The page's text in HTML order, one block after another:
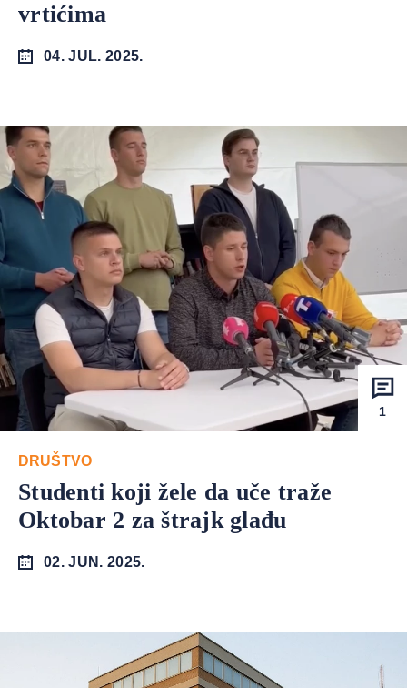
vrtićima
04. JUL. 2025.
1
DRUŠTVO
Studenti koji žele da uče traže
Oktobar 2 za štrajk glađu
02. JUN. 2025.